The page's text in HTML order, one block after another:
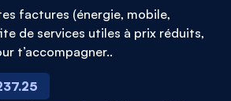
factures (énergie, mobile,
de services utiles à prix réduits,
t’accompagner..